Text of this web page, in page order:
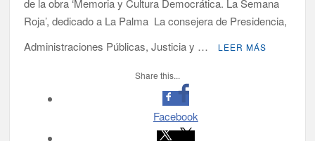
La Palma impulsa la inserción laboral de mujeres víctimas de
violencia de género con el apoyo empresarial
Borja Perdomo acusa al Gobierno del Cabildo de falta de
planificación y exige respuestas sobre las pérdidas de agua
de la obra ‘Memoria y Cultura Democrática. La Semana
Roja’, dedicado a La Palma La consejera de Presidencia,
Administraciones Públicas, Justicia y …
LEER MÁS
Share this...
Facebook